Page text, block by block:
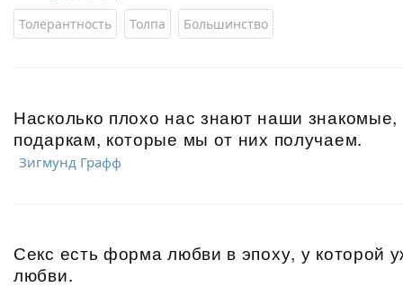
Толерантность Толпа Большинство
Насколько плохо нас знают наши
подаркам, которые мы от них получаем.
Зигмунд Графф
Секс есть форма любви в эпоху, у которой
любви.